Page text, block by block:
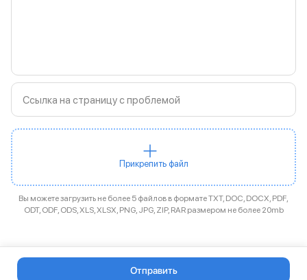
Ссылка на страницу с проблемой
Прикрепить файл
Вы можете загрузить не более 5 файлов в формате TXT, DOC, DOCX, PDF,
ODT, ODF, ODS, XLS, XLSX, PNG, JPG, ZIP, RAR размером не более 20mb
Отправить